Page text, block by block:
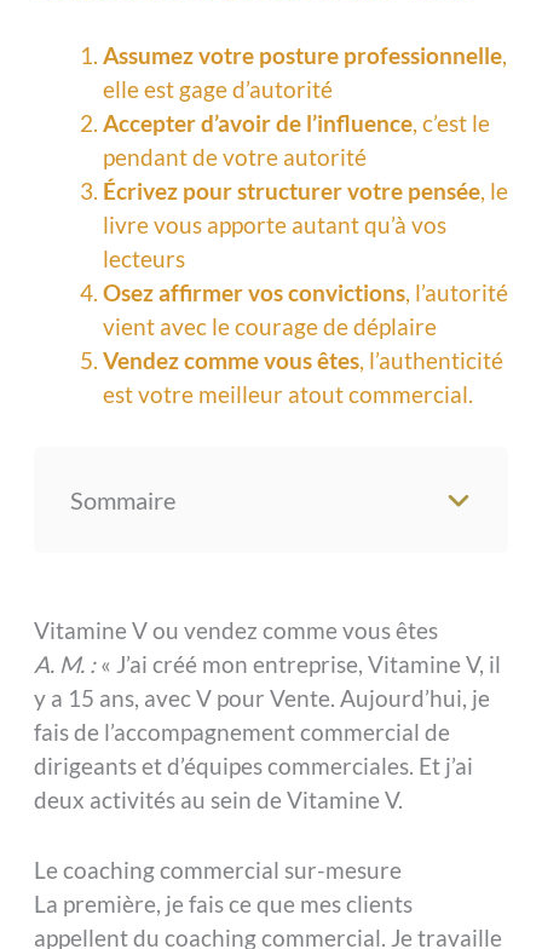
Assumez votre posture professionnelle,
elle est gage d’autorité
Accepter d’avoir de l’influence, c’est le
pendant de votre autorité
Écrivez pour structurer votre pensée, le
livre vous apporte autant qu’à vos
lecteurs
Osez affirmer vos convictions, l’autorité
vient avec le courage de déplaire
Vendez comme vous êtes, l’authenticité
est votre meilleur atout commercial.
Sommaire
Vitamine V ou vendez comme vous êtes
A. M. :« J’ai créé mon entreprise, Vitamine V, il
y a 15 ans, avec V pour Vente. Aujourd’hui, je
fais de l’accompagnement commercial de
dirigeants et d’équipes commerciales. Et j’ai
deux activités au sein de Vitamine V.
Le coaching commercial sur-mesure
La première, je fais ce que mes clients
appellent du coaching commercial. Je travaille